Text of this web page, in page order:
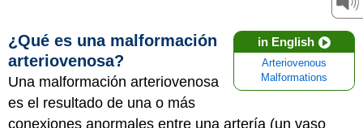
in English
Arteriovenous
Malformations
¿Qué es una malformación
arteriovenosa?
Una malformación arteriovenosa
es el resultado de una o más
conexiones anormales entre una artería (un vaso